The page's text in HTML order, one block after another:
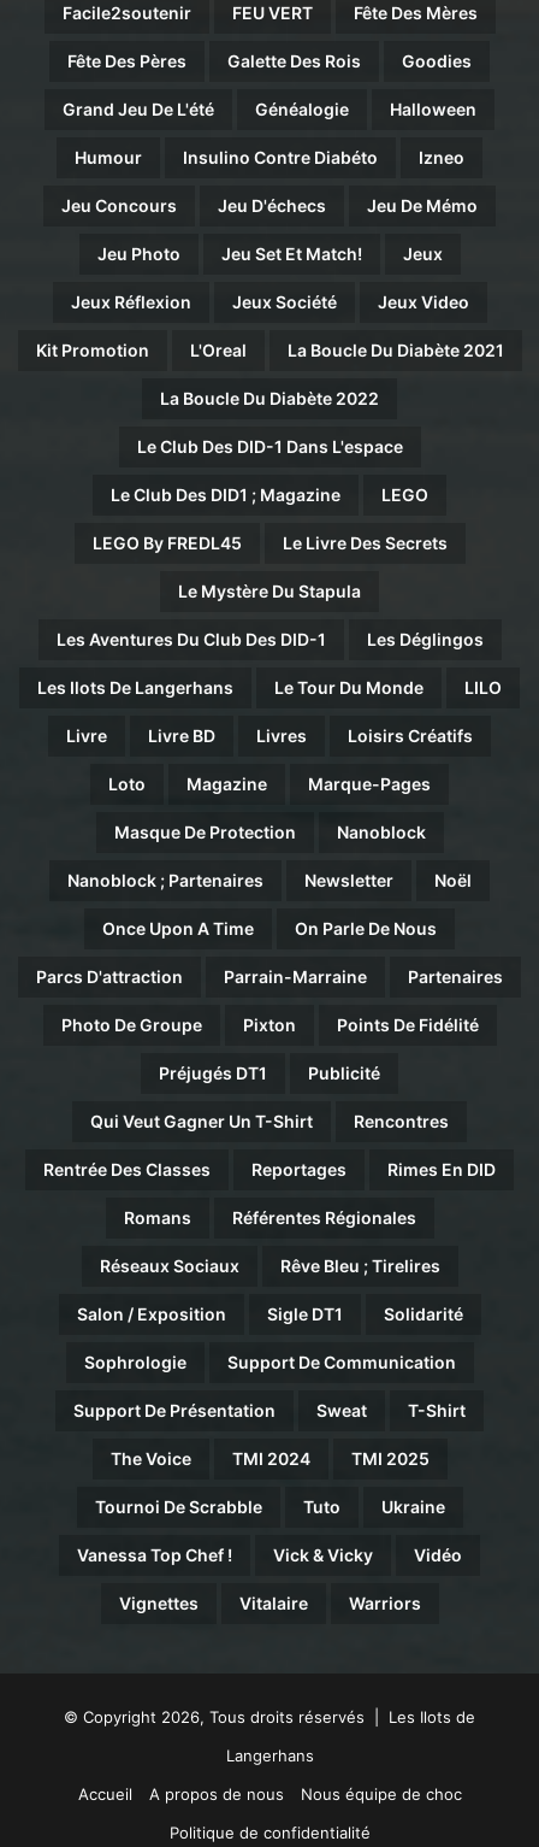
Facile2soutenir FEU VERT Fête Des Mères
Fête Des Pères Galette Des Rois Goodies
Grand Jeu De L'été Généalogie Halloween
Humour Insulino Contre Diabéto Izneo
Jeu Concours Jeu D'échecs Jeu De Mémo
Jeu Photo Jeu Set Et Match! Jeux
Jeux Réflexion Jeux Société Jeux Video
Kit Promotion L'Oreal La Boucle Du Diabète 2021
La Boucle Du Diabète 2022
Le Club Des DID-1 Dans L'espace
Le Club Des DID1 ; Magazine LEGO
LEGO By FREDL45 Le Livre Des Secrets
Le Mystère Du Stapula
Les Aventures Du Club Des DID-1 Les Déglingos
Les Ilots De Langerhans Le Tour Du Monde LILO
Livre Livre BD Livres Loisirs Créatifs
Loto Magazine Marque-Pages
Masque De Protection Nanoblock
Nanoblock ; Partenaires Newsletter Noël
Once Upon A Time On Parle De Nous
Parcs D'attraction Parrain-Marraine Partenaires
Photo De Groupe Pixton Points De Fidélité
Préjugés DT1 Publicité
Qui Veut Gagner Un T-Shirt Rencontres
Rentrée Des Classes Reportages Rimes En DID
Romans Référentes Régionales
Réseaux Sociaux Rêve Bleu ; Tirelires
Salon / Exposition Sigle DT1 Solidarité
Sophrologie Support De Communication
Support De Présentation Sweat T-Shirt
The Voice TMI 2024 TMI 2025
Tournoi De Scrabble Tuto Ukraine
Vanessa Top Chef ! Vick & Vicky Vidéo
Vignettes Vitalaire Warriors
© Copyright 2026, Tous droits réservés | Les Ilots de
Langerhans
Accueil
A propos de nous
Nous équipe de choc
Politique de confidentialité